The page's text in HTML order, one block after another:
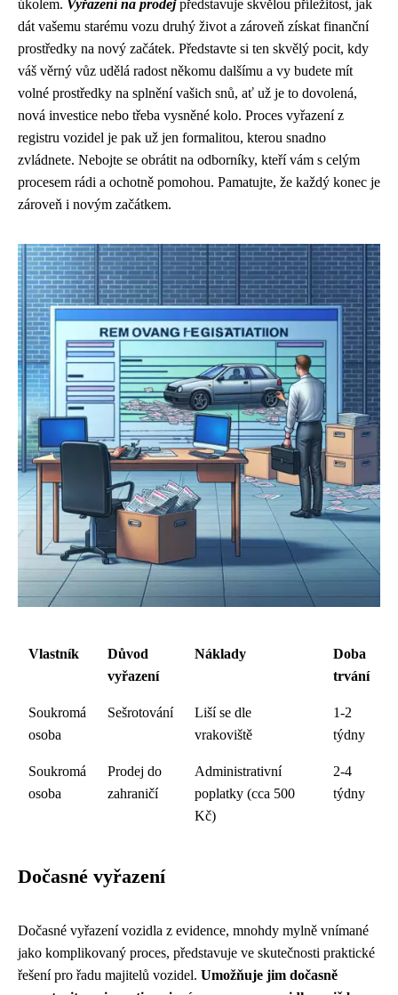
úkolem. Vyřazení na prodejpředstavuje skvělou příležitost, jak
dát vašemu starému vozu druhý život a zároveň získat finanční
prostředky na nový začátek. Představte si ten skvělý pocit, kdy
váš věrný vůz udělá radost někomu dalšímu a vy budete mít
volné prostředky na splnění vašich snů, ať už je to dovolená,
nová investice nebo třeba vysněné kolo. Proces vyřazení z
registru vozidel je pak už jen formalitou, kterou snadno
zvládnete. Nebojte se obrátit na odborníky, kteří vám s celým
procesem rádi a ochotně pomohou. Pamatujte, že každý konec je
zároveň i novým začátkem.
Vlastník
Důvod
vyřazení
Náklady
Doba
trvání
Soukromá
osoba
Sešrotování
Liší se dle
vrakoviště
1-2
týdny
Soukromá
osoba
Prodej do
zahraničí
Administrativní
poplatky (cca 500
Kč)
2-4
týdny
Dočasné vyřazení
Dočasné vyřazení vozidla z evidence, mnohdy mylně vnímané
jako komplikovaný proces, představuje ve skutečnosti praktické
řešení pro řadu majitelů vozidel. Umožňuje jim dočasně